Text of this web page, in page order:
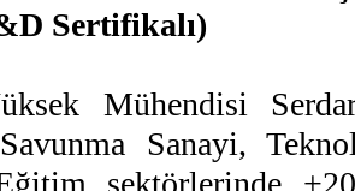
Sertifikalı)
Mühendisi
Savunma Sanayi,
sektörlerinde